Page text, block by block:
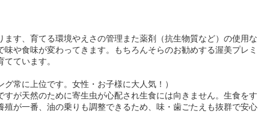
ます、育てる環境やえさの管理また薬剤（抗生物質など）の使用な
味や食味が変わってきます。もちろんそらのお勧めする渥美プレミ
てています。
常に上位です。女性・お子様に大人気！）
すが天然のために寄生虫が心配され生食には向きません。生食をす
殖が一番、油の乗りも調整できるため、味・歯ごたえも抜群で安心